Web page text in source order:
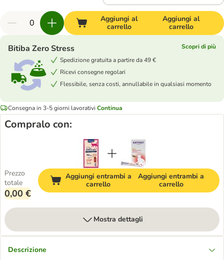
Aggiungi al
carrello
Aggiungi al
carrello
Bitiba Zero Stress
Scopri di più
Spedizione gratuita a partire da 49 €
Ricevi consegne regolari
Flessibile, senza costi, annullabile in qualsiasi momento
Consegna in 3-5 giorni lavorativi Continua
Compralo con:
Prezzo
totale
0,00 €
Aggiungi entrambi a
carrello
Aggiungi entrambi a
carrello
Mostra dettagli
Descrizione